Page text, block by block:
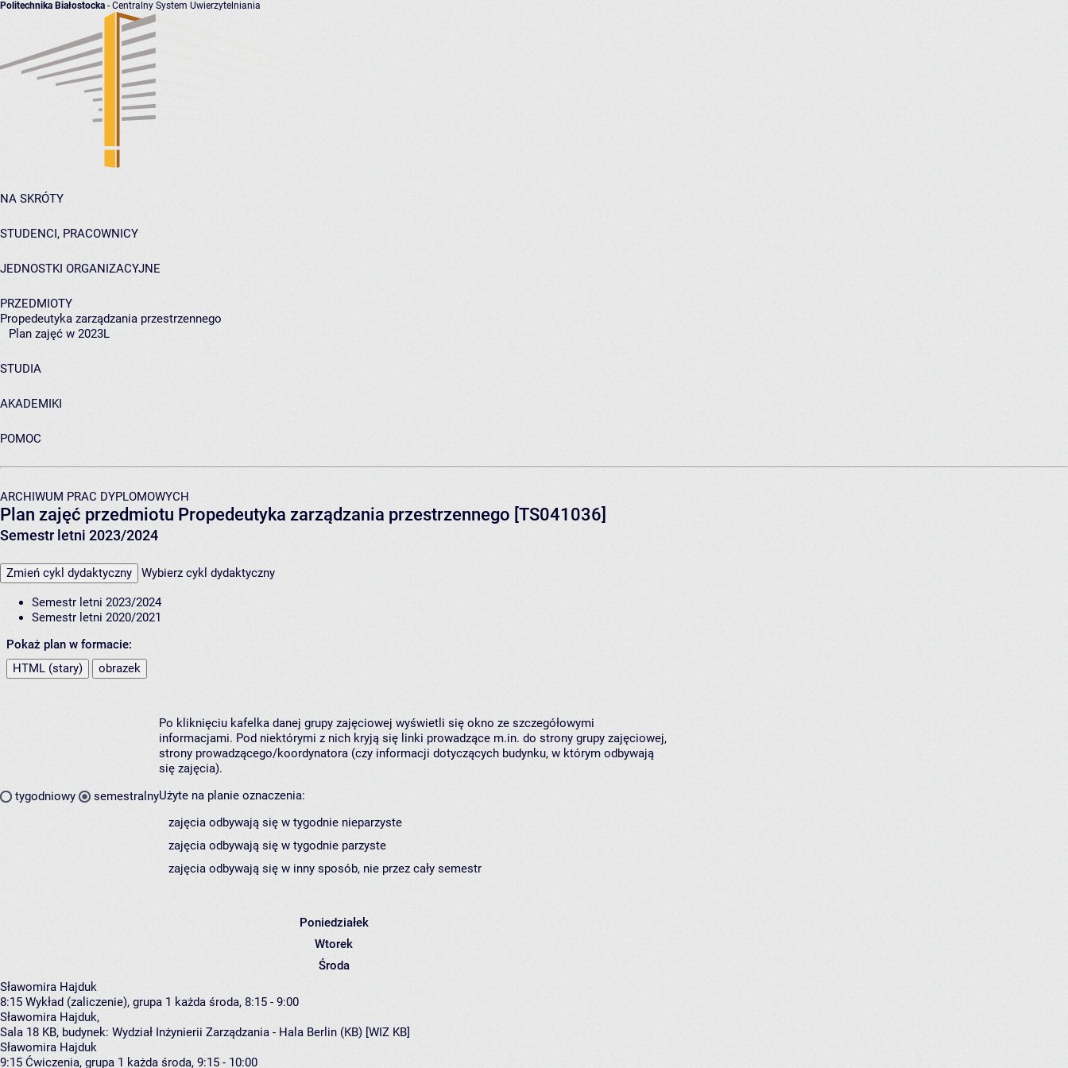
Politechnika Białostocka - Centralny System Uwierzytelniania
NA SKRÓTY
STUDENCI, PRACOWNICY
JEDNOSTKI ORGANIZACYJNE
PRZEDMIOTY
Propedeutyka zarządzania przestrzennego
Plan zajęć w 2023L
STUDIA
AKADEMIKI
POMOC
ARCHIWUM PRAC DYPLOMOWYCH
Plan zajęć przedmiotu Propedeutyka zarządzania przestrzennego [TS041036]
Semestr letni 2023/2024
Zmień cykl dydaktyczny Wybierz cykl dydaktyczny
Semestr letni 2023/2024
Semestr letni 2020/2021
Pokaż plan w formacie:
HTML (stary)
obrazek
tygodniowy semestralny
Po kliknięciu kafelka danej grupy zajęciowej wyświetli się okno ze szczegółowymi
informacjami. Pod niektórymi z nich kryją się linki prowadzące m.in. do strony grupy zajęciowej,
strony prowadzącego/koordynatora (czy informacji dotyczących budynku, w którym odbywają
się zajęcia).
Użyte na planie oznaczenia:
zajęcia odbywają się w tygodnie nieparzyste
zajęcia odbywają się w tygodnie parzyste
zajęcia odbywają się w inny sposób, nie przez cały semestr
Poniedziałek
Wtorek
Środa
Sławomira Hajduk
8:15 Wykład (zaliczenie), grupa 1 każda środa, 8:15 - 9:00
Sławomira Hajduk,
Sala 18 KB, budynek: Wydział Inżynierii Zarządzania - Hala Berlin (KB) [WIZ KB]
Sławomira Hajduk
9:15 Ćwiczenia, grupa 1 każda środa, 9:15 - 10:00